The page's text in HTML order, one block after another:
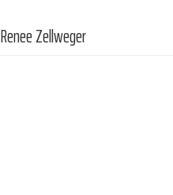
Renee Zellweger